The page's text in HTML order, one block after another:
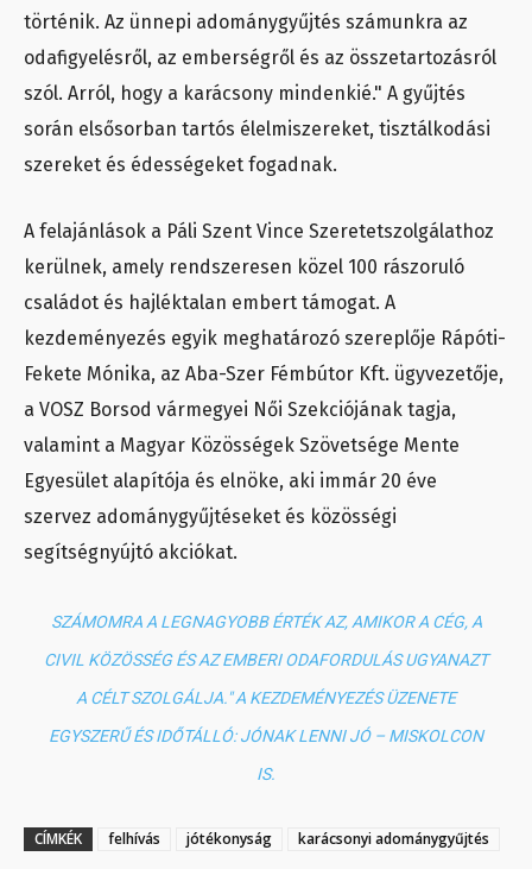
történik. Az ünnepi adománygyűjtés számunkra az
odafigyelésről, az emberségről és az összetartozásról
szól. Arról, hogy a karácsony mindenkié." A gyűjtés
során elsősorban tartós élelmiszereket, tisztálkodási
szereket és édességeket fogadnak.
A felajánlások a Páli Szent Vince Szeretetszolgálathoz
kerülnek, amely rendszeresen közel 100 rászoruló
családot és hajléktalan embert támogat. A
kezdeményezés egyik meghatározó szereplője Rápóti-
Fekete Mónika, az Aba-Szer Fémbútor Kft. ügyvezetője,
a VOSZ Borsod vármegyei Női Szekciójának tagja,
valamint a Magyar Közösségek Szövetsége Mente
Egyesület alapítója és elnöke, aki immár 20 éve
szervez adománygyűjtéseket és közösségi
segítségnyújtó akciókat.
SZÁMOMRA A LEGNAGYOBB ÉRTÉK AZ, AMIKOR A CÉG, A
CIVIL KÖZÖSSÉG ÉS AZ EMBERI ODAFORDULÁS UGYANAZT
A CÉLT SZOLGÁLJA." A KEZDEMÉNYEZÉS ÜZENETE
EGYSZERŰ ÉS IDŐTÁLLÓ: JÓNAK LENNI JÓ – MISKOLCON
IS.
CÍMKÉK felhívás jótékonyság karácsonyi adománygyűjtés